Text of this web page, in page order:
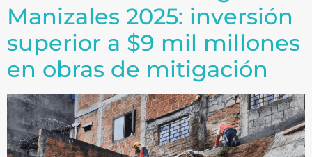
Manizales 2025: inversión
superior a $9 mil millones
en obras de mitigación